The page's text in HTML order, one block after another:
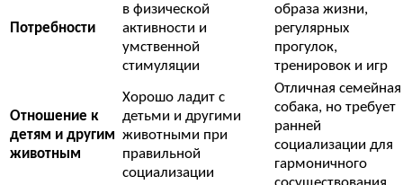
Потребности
в физической
активности и
умственной
стимуляции
образа жизни,
регулярных
прогулок,
тренировок и игр
Отношение к
детям и другим
животным
Хорошо ладит с
детьми и другими
животными при
правильной
социализации
Отличная семейная
собака, но требует
ранней
социализации для
гармоничного